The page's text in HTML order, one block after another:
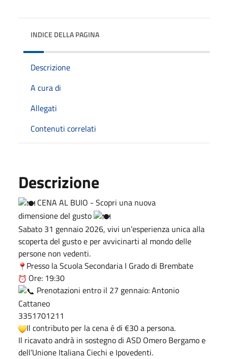
INDICE DELLA PAGINA
Descrizione
A cura di
Allegati
Contenuti correlati
Descrizione
CENA AL BUIO - Scopri una nuova
dimensione del gusto
Sabato 31 gennaio 2026, vivi un’esperienza unica alla
scoperta del gusto e per avvicinarti al mondo delle
persone non vedenti.
Presso la Scuola Secondaria I Grado di Brembate
Ore: 19:30
Prenotazioni entro il 27 gennaio: Antonio
Cattaneo
3351701211
Il contributo per la cena é di €30 a persona.
Il ricavato andrà in sostegno di ASD Omero Bergamo e
dell’Unione Italiana Ciechi e Ipovedenti.